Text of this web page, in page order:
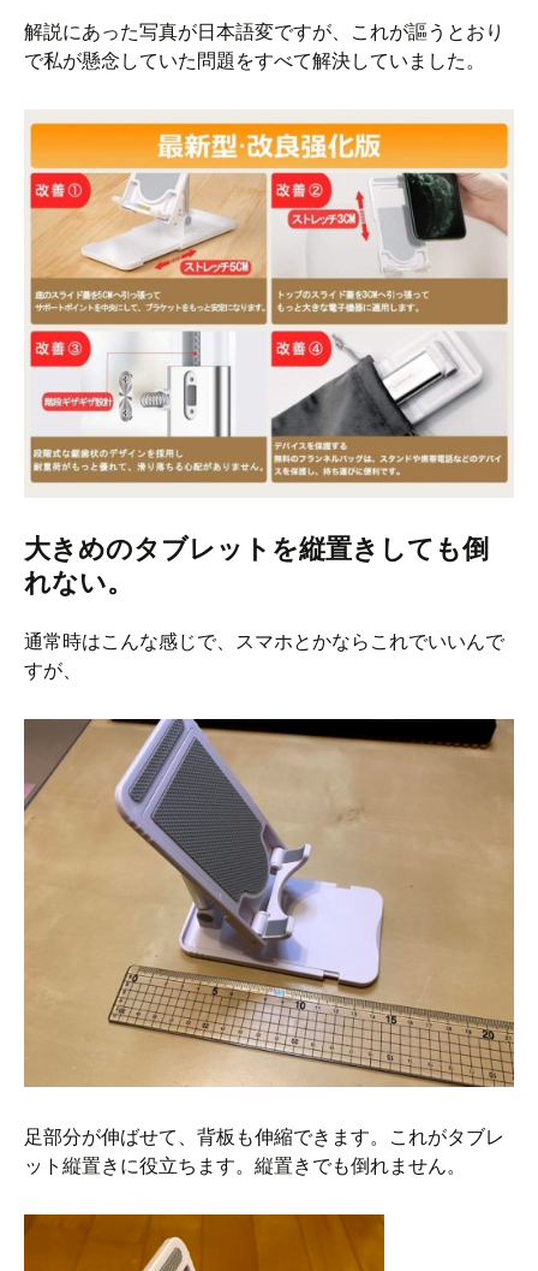
解説にあった写真が日本語変ですが、これが謳うとおり
で私が懸念していた問題をすべて解決していました。
大きめのタブレットを縦置きしても倒
れない。
通常時はこんな感じで、スマホとかならこれでいいんで
すが、
足部分が伸ばせて、背板も伸縮できます。これがタブレ
ット縦置きに役立ちます。縦置きでも倒れません。